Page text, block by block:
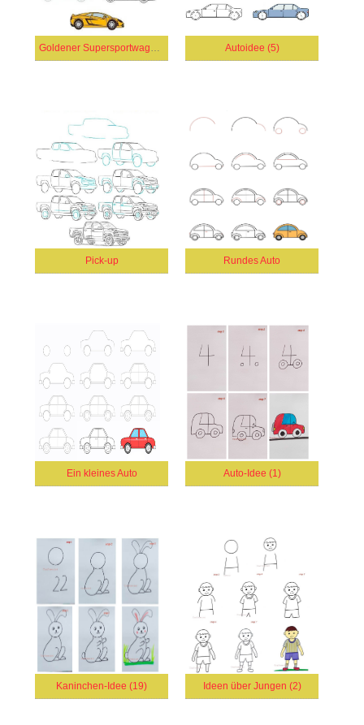
Goldener Supersportwagen (2) Autoidee (5)
Pick-up Rundes Auto
Ein kleines Auto Auto-Idee (1)
Kaninchen-Idee (19) Ideen über Jungen (2)